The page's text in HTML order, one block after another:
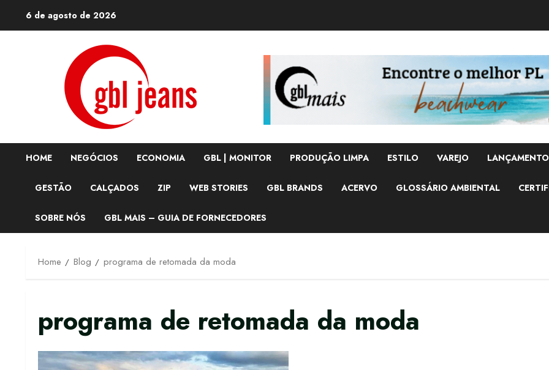
6 de agosto de 2026
HOME NEGÓCIOS ECONOMIA GBL | MONITOR PRODUÇÃO LIMPA ESTILO VAREJO
GESTÃO CALÇADOS ZIP WEB STORIES GBL BRANDS ACERVO GLOSSÁRIO AMBIENTAL
SOBRE NÓS GBL MAIS – GUIA DE FORNECEDORES
Home Blog programa de retomada da moda
programa de retomada da moda